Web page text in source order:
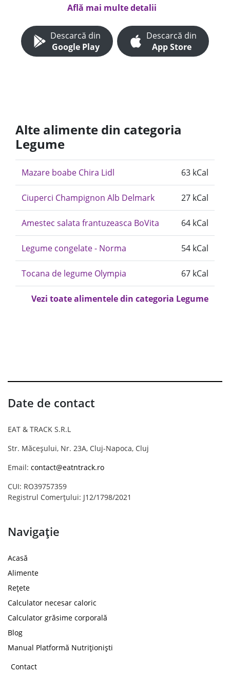
Află mai multe detalii
Descarcă din
Google Play
Descarcă din
App Store
Alte alimente din categoria
Legume
Mazare boabe Chira Lidl 63 kCal
Ciuperci Champignon Alb Delmark 27 kCal
Amestec salata frantuzeasca BoVita 64 kCal
Legume congelate - Norma 54 kCal
Tocana de legume Olympia 67 kCal
Vezi toate alimentele din categoria Legume
Date de contact
EAT & TRACK S.R.L
Str. Măceșului, Nr. 23A, Cluj-Napoca, Cluj
Email: contact@eatntrack.ro
CUI: RO39757359
Registrul Comerțului: J12/1798/2021
Navigație
Acasă
Alimente
Rețete
Calculator necesar caloric
Calculator grăsime corporală
Blog
Manual Platformă Nutriționiști
Contact